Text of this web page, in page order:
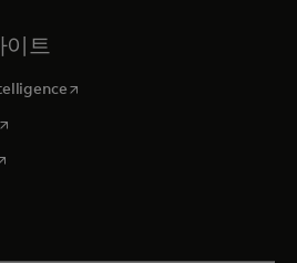
이트
새 탭에서 열림
새 탭에서 열림
탭에서 열림
열림